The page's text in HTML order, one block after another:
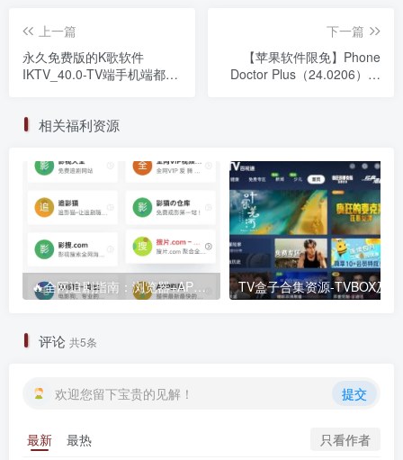
上一篇
永久免费版的K歌软件
IKTV_40.0-TV端手机端都可
下一篇
【苹果软件限免】Phone
Doctor Plus（24.0206）手
相关福利资源
🔥全网追剧指南：浏览器+APP+电视三端解锁攻略，免费资源一网打尽！
评论 共5条
欢迎您留下宝贵的见解！ 提交
最新 最热 只看作者